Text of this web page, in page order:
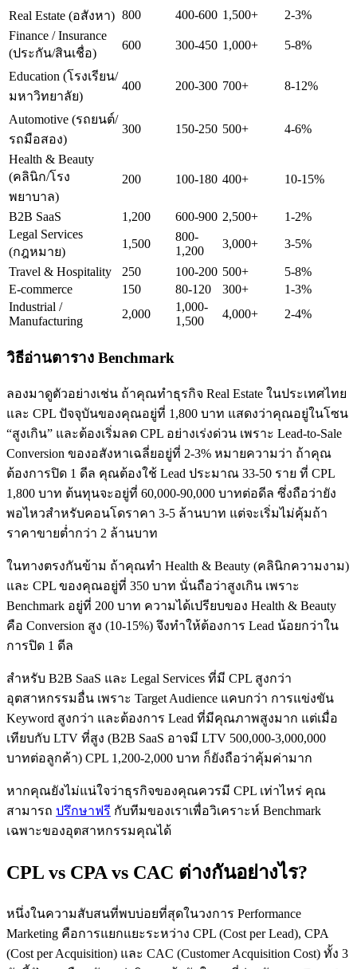
Real Estate (อสังหา) 800 400-600 1,500+
2-3%
Finance / Insurance
(ประกัน/สินเชื่อ)
600 300-450 1,000+ 5-8%
Education (โรงเรียน/
มหาวิทยาลัย)
400 200-300 700+ 8-12%
Automotive (รถยนต์/
รถมือสอง)
300 150-250 500+ 4-6%
Health & Beauty
(คลินิก/โรง
พยาบาล)
200 100-180 400+ 10-15%
B2B SaaS 1,200 600-900 2,500+
1-2%
Legal Services
(กฎหมาย)
1,500
800-
1,200
3,000+ 3-5%
Travel & Hospitality 250 100-200 500+
5-8%
E-commerce
150 80-120 300+
1-3%
Industrial /
Manufacturing
2,000
1,000-
1,500
4,000+ 2-4%
วิธีอ่านตาราง Benchmark
ลองมาดูตัวอย่างเช่น ถ้าคุณทำธุรกิจ Real Estate ในประเทศไทย
และ CPL ปัจจุบันของคุณอยู่ที่ 1,800 บาท แสดงว่าคุณอยู่ในโซน
“สูงเกิน” และต้องเริ่มลด CPL อย่างเร่งด่วน เพราะ Lead-to-Sale
Conversion ของอสังหาเฉลี่ยอยู่ที่ 2-3% หมายความว่า ถ้าคุณ
ต้องการปิด 1 ดีล คุณต้องใช้ Lead ประมาณ 33-50 ราย ที่ CPL
1,800 บาท ต้นทุนจะอยู่ที่ 60,000-90,000 บาทต่อดีล ซึ่งถือว่ายัง
พอไหวสำหรับคอนโดราคา 3-5 ล้านบาท แต่จะเริ่มไม่คุ้มถ้า
ราคาขายต่ำกว่า 2 ล้านบาท
ในทางตรงกันข้าม ถ้าคุณทำ Health & Beauty (คลินิกความงาม)
และ CPL ของคุณอยู่ที่ 350 บาท นั่นถือว่าสูงเกิน เพราะ
Benchmark อยู่ที่ 200 บาท ความได้เปรียบของ Health & Beauty
คือ Conversion สูง (10-15%) จึงทำให้ต้องการ Lead น้อยกว่าใน
การปิด 1 ดีล
สำหรับ B2B SaaS และ Legal Services ที่มี CPL สูงกว่า
อุตสาหกรรมอื่น เพราะ Target Audience แคบกว่า การแข่งขัน
Keyword สูงกว่า และต้องการ Lead ที่มีคุณภาพสูงมาก แต่เมื่อ
เทียบกับ LTV ที่สูง (B2B SaaS อาจมี LTV 500,000-3,000,000
บาทต่อลูกค้า) CPL 1,200-2,000 บาท ก็ยังถือว่าคุ้มค่ามาก
หากคุณยังไม่แน่ใจว่าธุรกิจของคุณควรมี CPL เท่าไหร่ คุณ
สามารถ ปรึกษาฟรี กับทีมของเราเพื่อวิเคราะห์ Benchmark
เฉพาะของอุตสาหกรรมคุณได้
CPL vs CPA vs CAC ต่างกันอย่างไร?
หนึ่งในความสับสนที่พบบ่อยที่สุดในวงการ Performance
Marketing คือการแยกแยะระหว่าง CPL (Cost per Lead), CPA
(Cost per Acquisition) และ CAC (Customer Acquisition Cost) ทั้ง 3